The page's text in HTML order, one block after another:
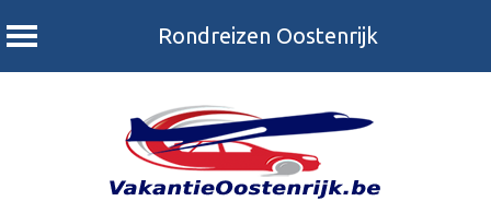
Rondreizen Oostenrijk